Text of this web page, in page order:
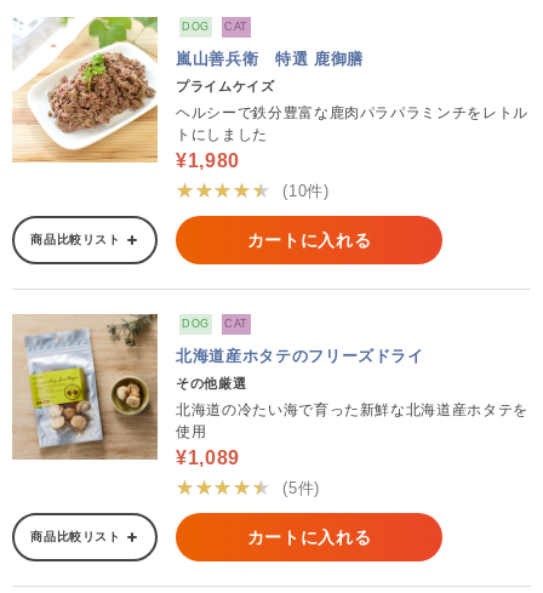
DOG CAT
嵐山善兵衛 特選 鹿御膳
プライムケイズ
ヘルシーで鉄分豊富な鹿肉パラパラミンチをレトル
トにしました
¥1,980
★★★★★
(10件)
商品比較リスト カートに入れる
DOG CAT
北海道産ホタテのフリーズドライ
その他厳選
北海道の冷たい海で育った新鮮な北海道産ホタテを
使用
¥1,089
★★★★★
(5件)
商品比較リスト カートに入れる